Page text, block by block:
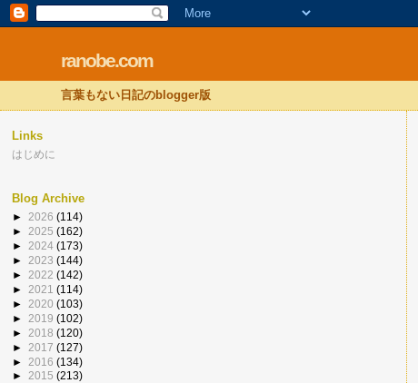
ranobe.com
言葉もない日記のblogger版
Links
はじめに
Blog Archive
► 2026 (114)
► 2025 (162)
► 2024 (173)
► 2023 (144)
► 2022 (142)
► 2021 (114)
► 2020 (103)
► 2019 (102)
► 2018 (120)
► 2017 (127)
► 2016 (134)
► 2015 (213)